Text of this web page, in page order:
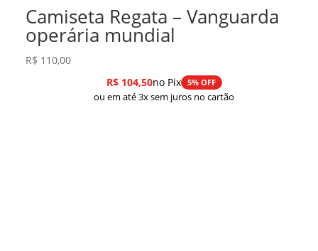
Camiseta Regata – Vanguarda
operária mundial
R$ 110,00
R$104,50no Pix 5% OFF
ou em até 3x sem juros no cartão